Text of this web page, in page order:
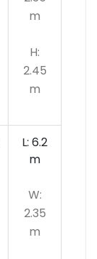
m
H:
2.45
m
L: 6.2
m
W:
2.35
m